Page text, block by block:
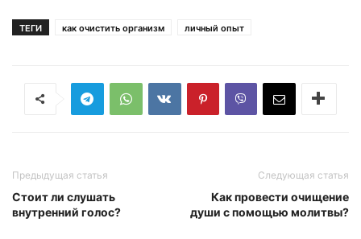
ТЕГИ как очистить организм личный опыт
Предыдущая статья
Стоит ли слушать
внутренний голос?
Следующая статья
Как провести очищение
души с помощью молитвы?